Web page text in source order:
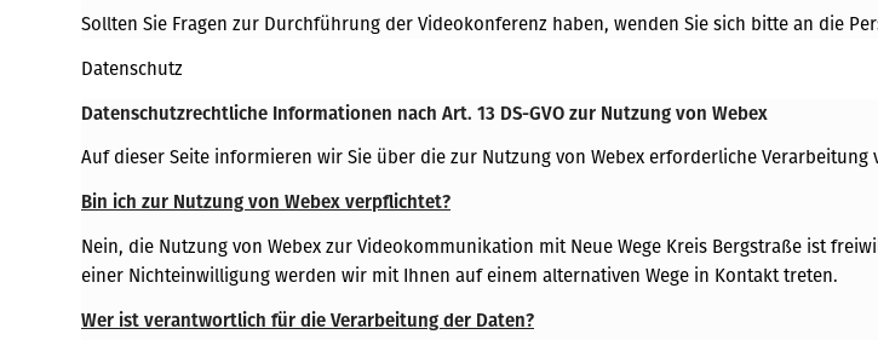
Sollten Sie Fragen zur Durchführung der Videokonferenz haben, wenden Sie sich bitte an die
Datenschutz
Datenschutzrechtliche Informationen nach Art. 13 DS-GVO zur Nutzung von Webex
Auf dieser Seite informieren wir Sie über die zur Nutzung von Webex erforderliche Verarbeitung
Bin ich zur Nutzung von Webex verpflichtet?
Nein, die Nutzung von Webex zur Videokommunikation mit Neue Wege Kreis Bergstraße ist
einer Nichteinwilligung werden wir mit Ihnen auf einem alternativen Wege in Kontakt treten.
Wer ist verantwortlich für die Verarbeitung der Daten?